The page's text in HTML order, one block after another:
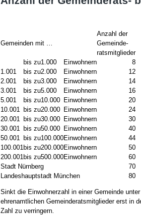
Gemeinden mit …
Anzahl der
Gemeinde-
ratsmitglieder
bis zu1.000 Einwohnern
8
1.001
bis zu2.000 Einwohnern
12
2.001
bis zu3.000 Einwohnern
14
3.001
bis zu5.000 Einwohnern
16
5.001
bis zu10.000 Einwohnern
20
10.001 bis zu20.000 Einwohnern
24
20.001 bis zu30.000 Einwohnern
30
30.001 bis zu50.000 Einwohnern
40
50.001 bis zu100.000Einwohnern
44
100.001bis zu200.000Einwohnern
50
200.001bis zu500.000Einwohnern
60
Stadt Nürnberg
70
Landeshauptstadt München
80
Sinkt die Einwohnerzahl in einer Gemeinde
ehrenamtlichen Gemeinderatsmitglieder erst in
Zahl zu verringern.